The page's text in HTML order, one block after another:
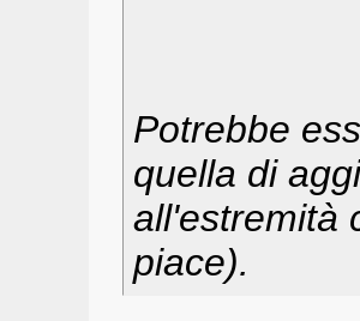
Potrebbe
quella di
all'estremità
piace).